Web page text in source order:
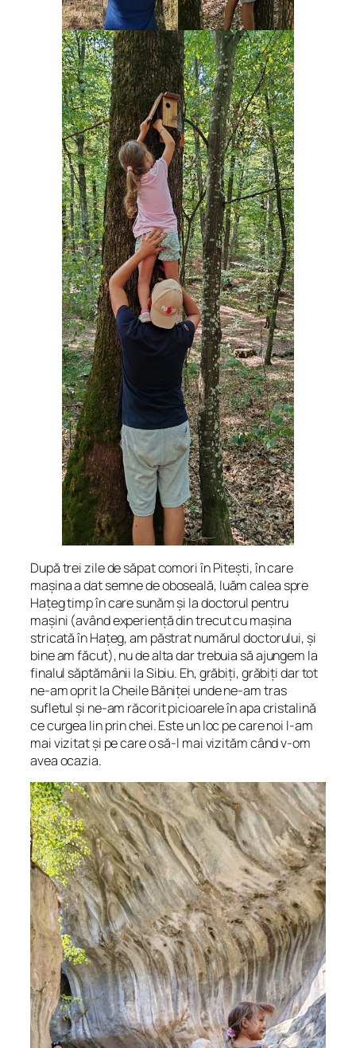
După trei zile de săpat comori în Pitești, în care
mașina a dat semne de oboseală, luăm calea spre
Hațeg timp în care sunăm și la doctorul pentru
mașini (având experiență din trecut cu mașina
stricată în Hațeg, am păstrat numărul doctorului, și
bine am făcut), nu de alta dar trebuia să ajungem la
finalul săptămânii la Sibiu. Eh, grăbiți, grăbiți dar tot
ne-am oprit la Cheile Băniței unde ne-am tras
sufletul și ne-am răcorit picioarele în apa cristalină
ce curgea lin prin chei. Este un loc pe care noi l-am
mai vizitat și pe care o să-l mai vizităm când v-om
avea ocazia.